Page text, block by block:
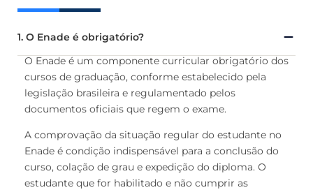
1. O Enade é obrigatório?
O Enade é um componente curricular obrigatório dos
cursos de graduação, conforme estabelecido pela
legislação brasileira e regulamentado pelos
documentos oficiais que regem o exame.
A comprovação da situação regular do estudante no
Enade é condição indispensável para a conclusão do
curso, colação de grau e expedição do diploma. O
estudante que for habilitado e não cumprir as